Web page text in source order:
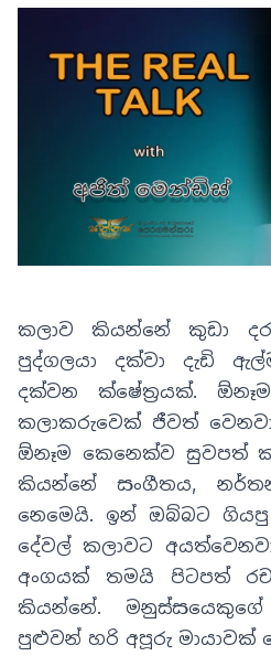
කලාව කියන්නේ කුඩා
පුද්ගලයා දක්වා දැඩි
දක්වන ක්ෂේත්‍රයක්.
කලාකරුවෙක් ජීවත්
ඕනෑම කෙනෙක්ව සුවපත්
කියන්නේ සංගීතය,
නෙමෙයි. ඉන් ඔබ්බට
දේවල් කලාවට
අංගයක් තමයි පිටපත්
කියන්නේ.
පුළුවන් හරි අපූරු මායාවක්